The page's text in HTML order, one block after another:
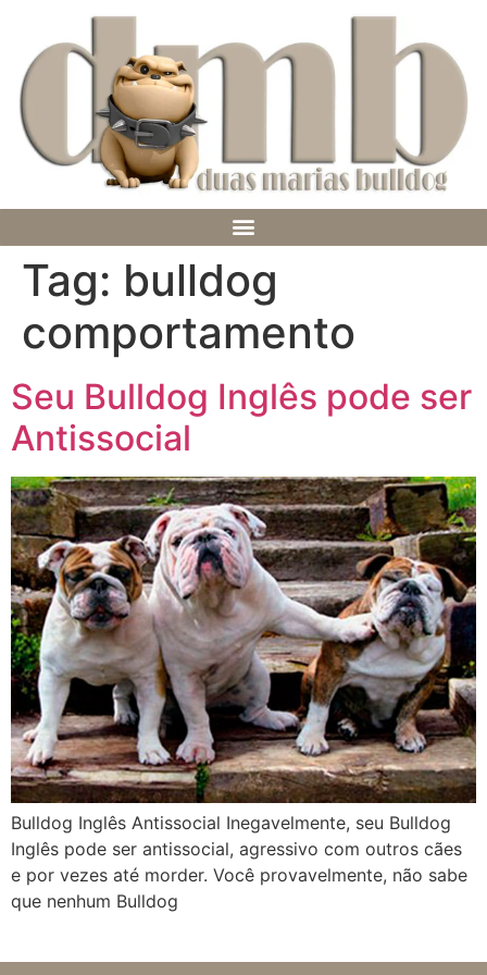
Tag: bulldog
comportamento
Seu Bulldog Inglês pode ser
Antissocial
Bulldog Inglês Antissocial Inegavelmente, seu Bulldog
Inglês pode ser antissocial, agressivo com outros cães
e por vezes até morder. Você provavelmente, não sabe
que nenhum Bulldog